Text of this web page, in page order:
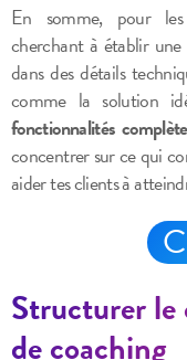
En somme, pour les
cherchant à établir une
dans des détails
comme la solution
fonctionnalités
concentrer sur ce qui
aider tes clients à
Structurer le
de coaching